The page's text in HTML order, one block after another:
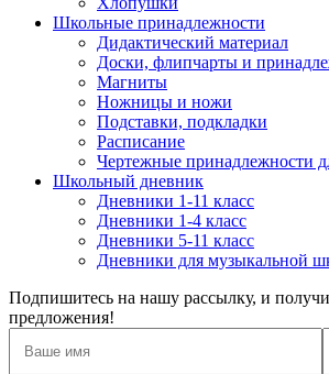
Школьные принадлежности
Дидактический материал
Доски, флипчарты и
Магниты
Ножницы и ножи
Подставки, подкладки
Расписание
Чертежные принадлежности
Школьный дневник
Дневники 1-11 класс
Дневники 1-4 класс
Дневники 5-11 класс
Дневники для музыкальной
Подпишитесь на нашу рассылку, и
предложения!